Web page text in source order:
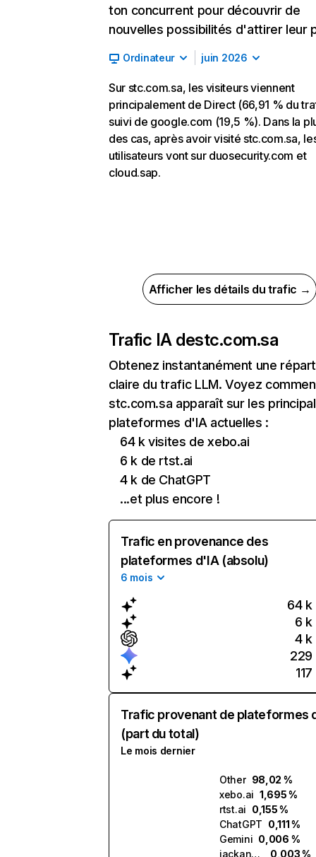
ton concurrent pour découvrir de
nouvelles possibilités d'attirer leur
Ordinateur juin 2026
Sur stc.com.sa, les visiteurs viennent
principalement de Direct (66,91 % du
suivi de google.com (19,5 %). Dans la
des cas, après avoir visité stc.com.sa,
utilisateurs vont sur duosecurity.com et
cloud.sap.
Afficher les détails du trafic →
Trafic IA destc.com.sa
Obtenez instantanément une
claire du trafic LLM. Voyez
stc.com.sa apparaît sur les
plateformes d'IA actuelles :
64 k visites de xebo.ai
6 k de rtst.ai
4 k de ChatGPT
...et plus encore !
Trafic en provenance des
plateformes d'IA (absolu)
6 mois
64 k
6 k
4 k
229
117
Trafic provenant de plateformes
(part du total)
Le mois dernier
Other 98,02 %
xebo.ai 1,695 %
rtst.ai 0,155 %
ChatGPT 0,111 %
Gemini 0,006 %
jackandjill.ai
0,003 %